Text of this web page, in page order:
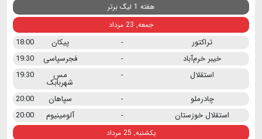
هفته 1 لیگ برتر
جمعه, 23 مرداد
تراکتور - پیکان
18:00
خیبر خرم‌آباد
- فجرسپاسی
19:30
استقلال
- مس
شهربابک
19:30
چادرملو
- سپاهان
20:00
استقلال خوزستان
- آلومینیوم 20:00
یکشنبه, 25 مرداد